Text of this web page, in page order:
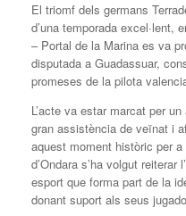
El triomf dels germans
d’una temporada excel·lent,
– Portal de la Marina es va
disputada a Guadassuar,
promeses de la pilota
L’acte va estar marcat per
gran assistència de veïnat i
aquest moment històric per a
d’Ondara s’ha volgut
esport que forma part de la
donant suport als seus